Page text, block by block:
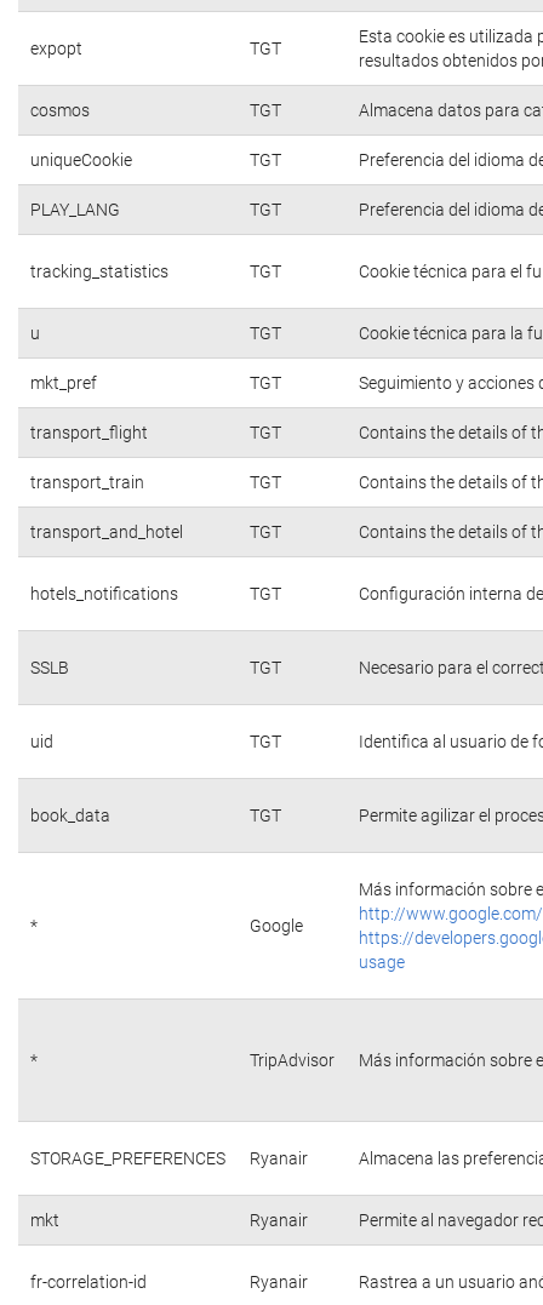
expopt TGT
Esta cookie es utilizada
resultados obtenidos
cosmos TGT Almacena datos para
uniqueCookie TGT Preferencia del idioma
PLAY_LANG TGT Preferencia del idioma
tracking_statistics TGT Cookie técnica para el
u TGT Cookie técnica para la
mkt_pref TGT Seguimiento y acciones
transport_flight TGT Contains the details of
transport_train TGT Contains the details of
transport_and_hotel TGT Contains the details of
hotels_notifications TGT Configuración interna
SSLB TGT Necesario para el
uid TGT Identifica al usuario de
book_data TGT Permite agilizar el
* Google
Más información sobre
http://
https://
usage
* TripAdvisor Más información sobre
STORAGE_PREFERENCES Ryanair Almacena las
mkt Ryanair Permite al navegador
fr-correlation-id Ryanair Rastrea a un usuario